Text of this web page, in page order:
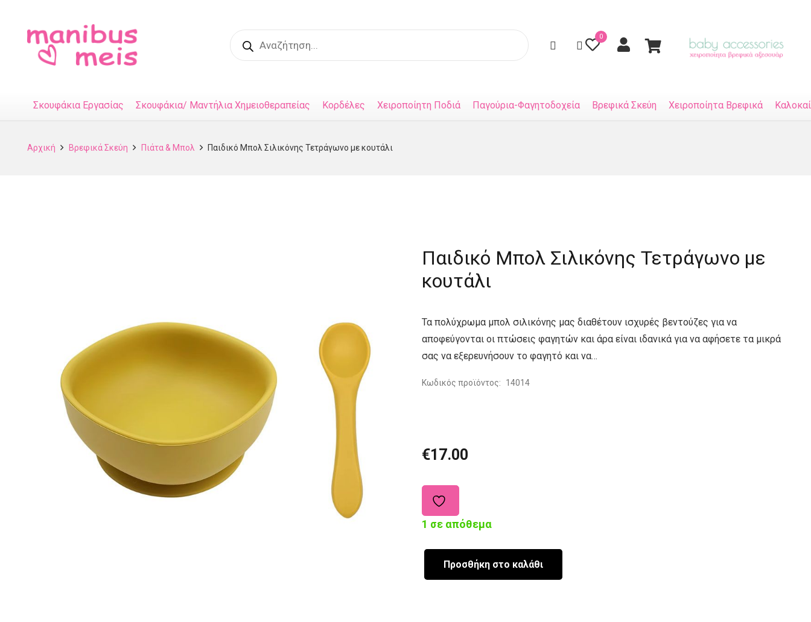
Products
search
0
Σκουφάκια Εργασίας Σκουφάκια/ Μαντήλια Χημειοθεραπείας Κορδέλες Χειροποίητη Ποδιά Παγούρια-Φαγητοδοχεία Βρεφικά Σκεύη Χειροποίητα Βρεφικά
Αρχική Βρεφικά Σκεύη Πιάτα & Μπολ Παιδικό Μπολ Σιλικόνης Τετράγωνο με κουτάλι
Παιδικό Μπολ Σιλικόνης Τετράγωνο με
κουτάλι
Τα πολύχρωμα μπολ σιλικόνης μας διαθέτουν ισχυρές βεντούζες για να
αποφεύγονται οι πτώσεις φαγητών και άρα είναι ιδανικά για να αφήσετε τα μικρά
σας να εξερευνήσουν το φαγητό και να…
Κωδικός προϊόντος: 14014
€17.00
1 σε απόθεμα
Παιδικό
Προσθήκη στο καλάθι